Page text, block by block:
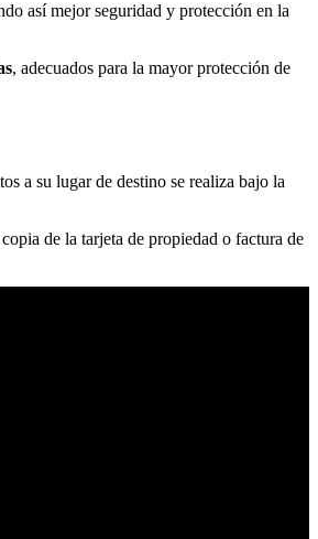
así mejor seguridad y protección en la
, adecuados para la mayor protección de
a su lugar de destino se realiza bajo la
de la tarjeta de propiedad o factura de